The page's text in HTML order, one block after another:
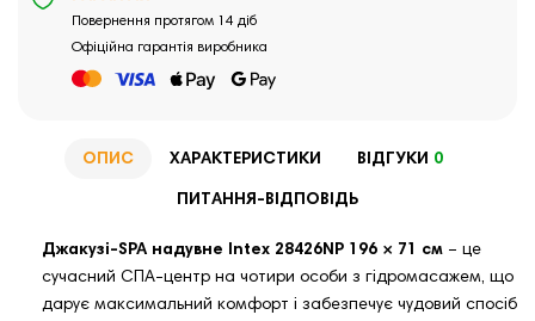
Повернення протягом 14 діб
Офіційна гарантія виробника
ОПИС ХАРАКТЕРИСТИКИ ВІДГУКИ 0
ПИТАННЯ-ВІДПОВІДЬ
Джакузі-SPA надувне Intex 28426NP 196 × 71 см – це
сучасний СПА-центр на чотири особи з гідромасажем, що
дарує максимальний комфорт і забезпечує чудовий спосіб